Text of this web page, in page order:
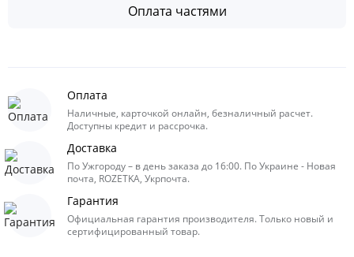
Оплата частями
Оплата
Наличные, карточкой онлайн, безналичный расчет.
Доступны кредит и рассрочка.
Доставка
По Ужгороду – в день заказа до 16:00. По Украине - Новая
почта, ROZETKA, Укрпочта.
Гарантия
Официальная гарантия производителя. Только новый и
сертифицированный товар.